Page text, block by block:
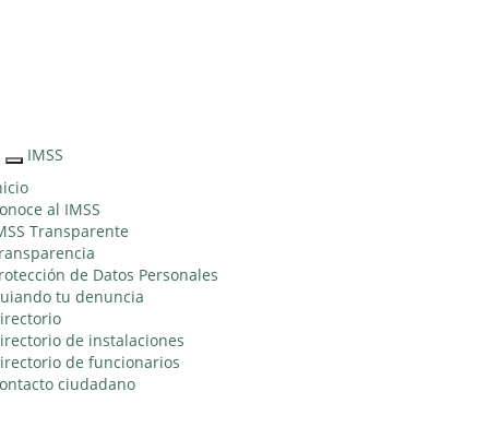
Interruptor
de
Navegación
IMSS
al IMSS
Transparente
de Datos Personales
tu denuncia
de instalaciones
de funcionarios
ciudadano